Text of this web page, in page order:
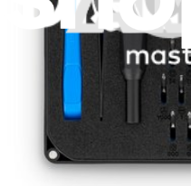
heures